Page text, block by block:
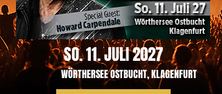
SO. 11. JULI 2027
WÖRTHERSEE OSTBUCHT, KLAGENFURT